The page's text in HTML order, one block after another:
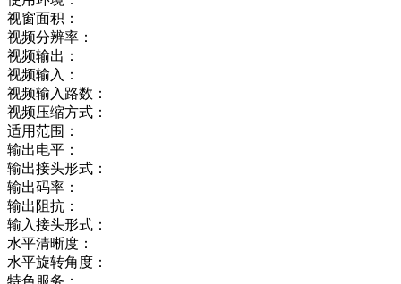
视窗面积：
视频分辨率：
视频输出：
视频输入：
视频输入路数：
视频压缩方式：
适用范围：
输出电平：
输出接头形式：
输出码率：
输出阻抗：
输入接头形式：
水平清晰度：
水平旋转角度：
特色服务：